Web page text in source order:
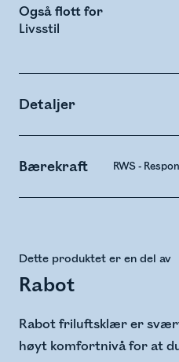
Også flott for
Livsstil
Detaljer
Bærekraft RWS -
Dette produktet er en del av
Rabot
Rabot friluftsklær er
høyt komfortnivå for at